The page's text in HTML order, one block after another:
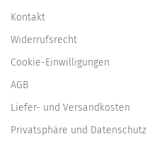
Kontakt
Widerrufsrecht
Cookie-Einwilligungen
AGB
Liefer- und Versandkosten
Privatsphäre und Datenschutz